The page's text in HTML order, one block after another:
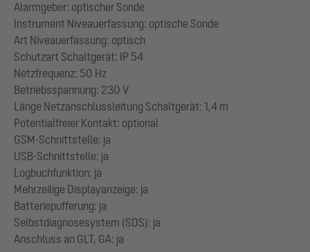
Alarmgeber: optischer Sonde
Instrument Niveauerfassung: optische Sonde
Art Niveauerfassung: optisch
Schutzart Schaltgerät: IP 54
Netzfrequenz: 50 Hz
Betriebsspannung: 230 V
Länge Netzanschlussleitung Schaltgerät: 1,4 m
Potentialfreier Kontakt: optional
GSM-Schnittstelle: ja
USB-Schnittstelle: ja
Logbuchfunktion: ja
Mehrzeilige Displayanzeige: ja
Batteriepufferung: ja
Selbstdiagnosesystem (SDS): ja